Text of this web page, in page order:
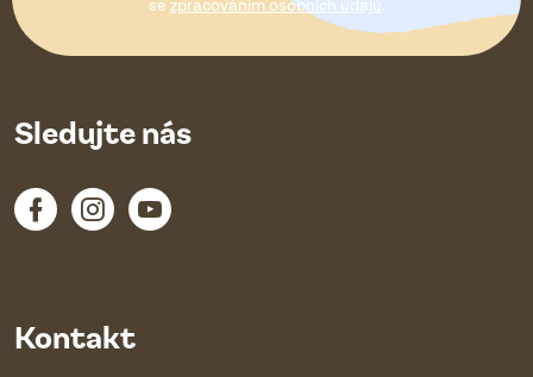
se zpracováním osobních údajů.
Kontakt
Sledujte nás